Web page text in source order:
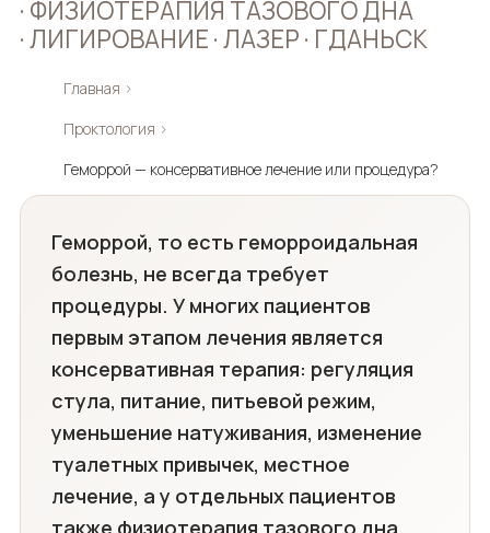
· ФИЗИОТЕРАПИЯ ТАЗОВОГО ДНА
· ЛИГИРОВАНИЕ · ЛАЗЕР · ГДАНЬСК
Главная ›
Проктология ›
Геморрой — консервативное лечение или процедура?
Геморрой, то есть геморроидальная
болезнь, не всегда требует
процедуры. У многих пациентов
первым этапом лечения является
консервативная терапия: регуляция
стула, питание, питьевой режим,
уменьшение натуживания, изменение
туалетных привычек, местное
лечение, а у отдельных пациентов
также физиотерапия тазового дна.